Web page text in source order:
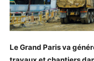
Le Grand Paris va